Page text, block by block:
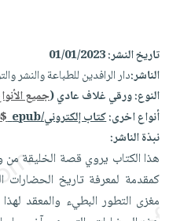
iKitab
على
Android
تحميل
iKitab
على
Apple
masmu3
على
Apple
القراءة
جوائز
أجهزة
العناية
الشخصية
العناية
وتصفيف
الشعر
العناية
بالجسم
المطبخ
والسفرة
جديد
الكل
أواني
الطهي
أدوات
متجر
الهدايا
أقسام
تاريخ النشر:01/01/2023
الناشر:دار الرافدين للطباعة والنشر
النوع:ورقي غلاف عادي (جميع
أنواع اخرى:كتاب إلكتروني/epub
نبذة الناشر:
هذا الكتاب يروي قصة الخليقة
كمقدمة لمعرفة تاريخ الحضارات
مغزى التطور البطيء والمعقد